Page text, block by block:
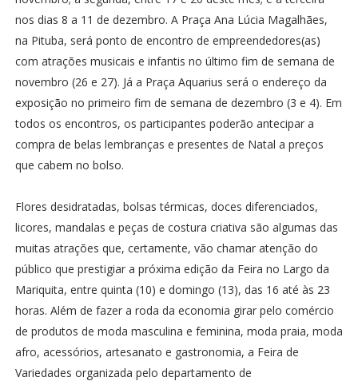
nos dias 8 a 11 de dezembro. A Praça Ana Lúcia Magalhães,
na Pituba, será ponto de encontro de empreendedores(as)
com atrações musicais e infantis no último fim de semana de
novembro (26 e 27). Já a Praça Aquarius será o endereço da
exposição no primeiro fim de semana de dezembro (3 e 4). Em
todos os encontros, os participantes poderão antecipar a
compra de belas lembranças e presentes de Natal a preços
que cabem no bolso.
Flores desidratadas, bolsas térmicas, doces diferenciados,
licores, mandalas e peças de costura criativa são algumas das
muitas atrações que, certamente, vão chamar atenção do
público que prestigiar a próxima edição da Feira no Largo da
Mariquita, entre quinta (10) e domingo (13), das 16 até às 23
horas. Além de fazer a roda da economia girar pelo comércio
de produtos de moda masculina e feminina, moda praia, moda
afro, acessórios, artesanato e gastronomia, a Feira de
Variedades organizada pelo departamento de